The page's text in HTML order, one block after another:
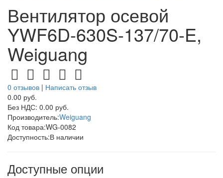
Вентилятор осевой
YWF6D-630S-137/70-E,
Weiguang
0 отзывов | Написать отзыв
0.00 руб.
Без НДС: 0.00 руб.
Производитель:Weiguang
Код товара:WG-0082
Доступность:В наличии
Доступные опции